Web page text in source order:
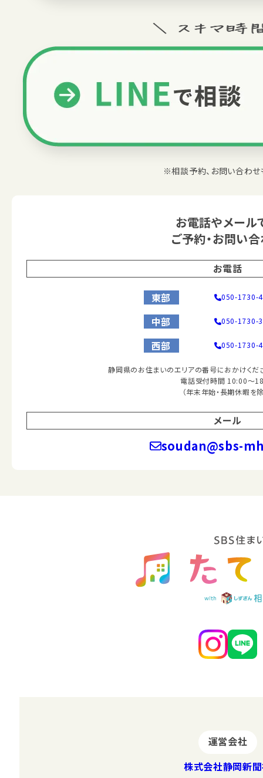
※相談予約、お問い合わせ
お電話やメール
ご予約・お問い
お電話
東部 050-1730-
中部 050-1730-
西部 050-1730-
静岡県のお住まいのエリアの番号におかけくだ
電話受付時間 10:00～
（年末年始・長期休暇を除
メール
soudan@sbs-
運営会社
株式会社静岡新